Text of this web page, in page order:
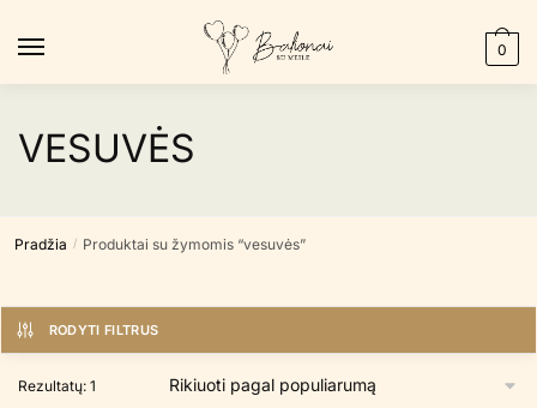
0
VESUVĖS
Pradžia / Produktai su žymomis “vesuvės”
RODYTI FILTRUS
Rezultatų: 1